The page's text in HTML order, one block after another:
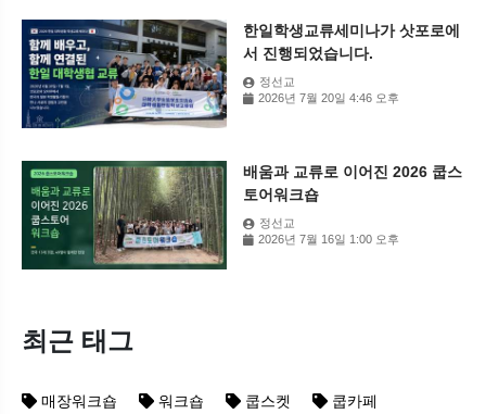
한일학생교류세미나가 삿포로에
서 진행되었습니다.
정선교
2026년 7월 20일 4:46 오후
배움과 교류로 이어진 2026 쿱스
토어워크숍
정선교
2026년 7월 16일 1:00 오후
최근 태그
매장워크숍 워크숍 쿱스켓 쿱카페